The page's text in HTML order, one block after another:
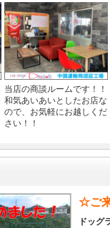
当店の商談ルームです！！
和気あいあいとしたお店な
ので、お気軽にお越しくだ
さい！！
☆ご
ドッグ